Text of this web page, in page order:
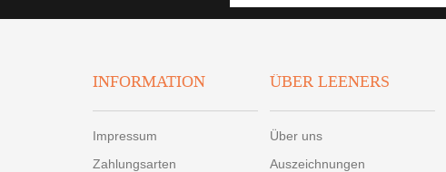
INFORMATION
Impressum
Zahlungsarten
ÜBER LEENERS
Über uns
Auszeichnungen